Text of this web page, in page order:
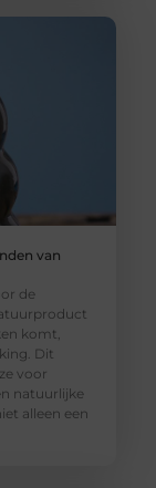
van
de
komt,
Dit
voor
natuurlijke
alleen een